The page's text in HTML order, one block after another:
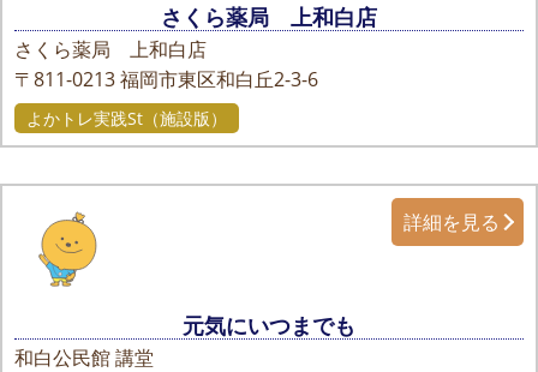
さくら薬局 上和白店
さくら薬局 上和白店
〒811-0213福岡市東区和白丘2-3-6
よかトレ実践St（施設版）
元気にいつまでも
和白公民館 講堂
詳細を見る